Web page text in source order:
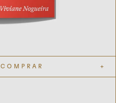
COMPRAR +